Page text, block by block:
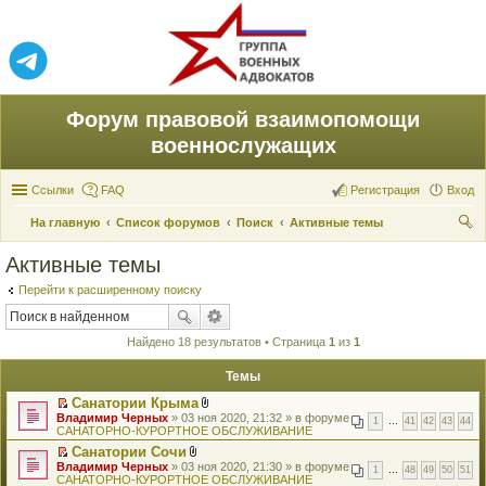
Форум правовой взаимопомощи
военнослужащих
Ссылки FAQ Вход
Регистрация
На главную Список форумов Поиск
Активные темы
Активные темы
Перейти к расширенному поиску
Найдено 18 результатов • Страница 1 из 1
Темы
П
е
р
е
й
т
Санатории Крыма
В
л
о
е
н
1 41 42 43 44
Владимир Черных » 03 ноя 2020, 21:32 » в форуме
САНАТОРНО-КУРОРТНОЕ ОБСЛУЖИВАНИЕ
П
е
Санатории Сочи
В
л
1 48 49 50 51
Владимир Черных » 03 ноя 2020, 21:30 » в форуме
САНАТОРНО-КУРОРТНОЕ ОБСЛУЖИВАНИЕ